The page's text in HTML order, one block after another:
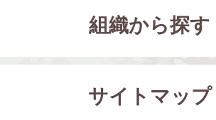
組織から探す
サイトマップ